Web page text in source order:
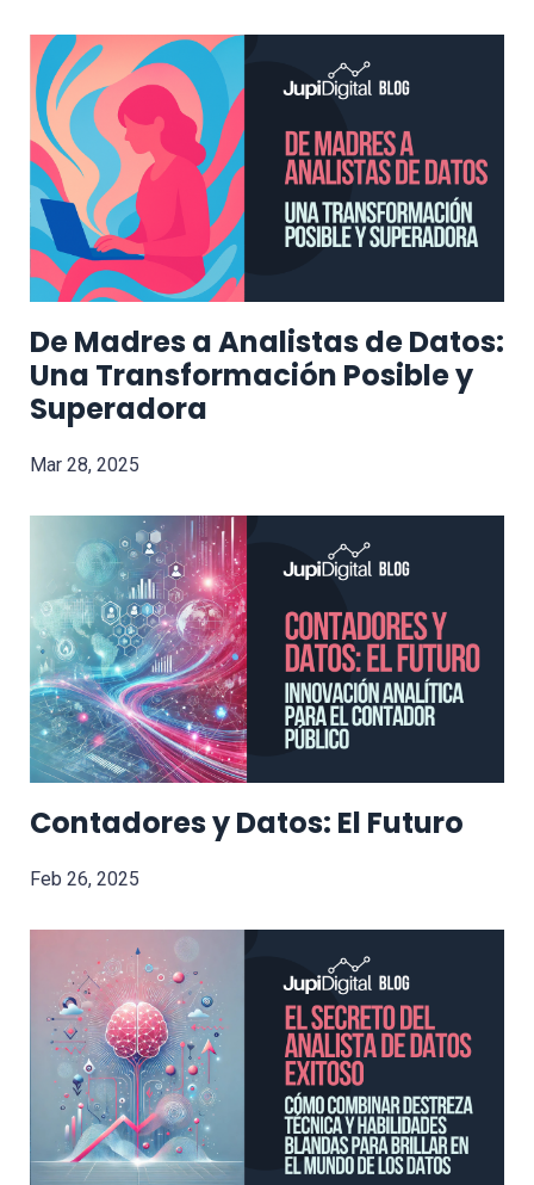
De Madres a Analistas de Datos:
Una Transformación Posible y
Superadora
Mar 28, 2025
Contadores y Datos: El Futuro
Feb 26, 2025